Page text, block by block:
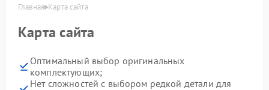
Главная Карта сайта
Карта сайта
Оптимальный выбор оригинальных
комплектующих;
Нет сложностей с выбором редкой детали для